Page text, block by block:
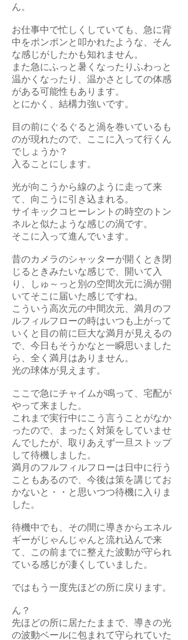
ん。
お仕事中で忙しくしていても、急に背
中をポンポンと叩かれたような、そん
な感じがしたかも知れません。
また急にふっと暑くなったりふわっと
温かくなったり、温かさとしての体感
がある可能性もあります。
とにかく、結構力強いです。
目の前にぐるぐると渦を巻いているも
のが現れたので、ここに入って行くん
でしょうか？
入ることにします。
光が向こうから線のように走って来
て、向こうに引き込まれる。
サイキックコヒーレントの時空のトン
ネルと似たような感じの渦です。
そこに入って進んでいます。
昔のカメラのシャッターが開くとき閉
じるときみたいな感じで、開いて入
り、しゅ～っと別の空間次元に渦が開
いてそこに届いた感じですね。
こういう高次元の中間次元、満月のフ
ルフィルフローの時はいつも上がって
いくと目の前に巨大な満月が見えるの
で、今日もそうかなと一瞬思いました
ら、全く満月はありません。
光の球体が見えます。
ここで急にチャイムが鳴って、宅配が
やって来ました。
これまで実行中にこう言うことがなか
ったので、まったく対策をしていませ
んでしたが、取りあえず一旦ストップ
して待機しました。
満月のフルフィルフローは日中に行う
こともあるので、今後は策を講じてお
かないと・・と思いつつ待機に入りま
した。
待機中でも、その間に導きからエネル
ギーがじゃんじゃんと流れ込んで来
て、この前までに整えた波動が守られ
ている感じが凄くしていました。
ではもう一度先ほどの所に戻ります。
ん？
先ほどの所に居たたままで、導きの光
の波動ベールに包まれて守られていた